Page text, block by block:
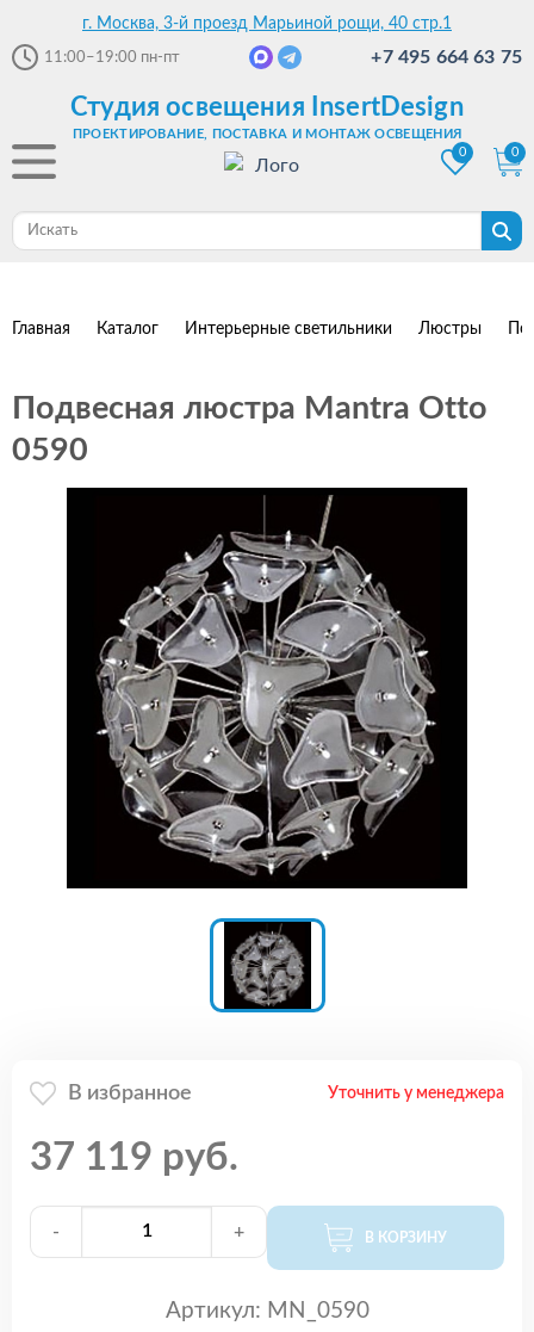
г. Москва, 3-й проезд Марьиной рощи, 40 стр.1
11:00–19:00 пн-пт +7 495 664 63 75
Студия освещения InsertDesign
ПРОЕКТИРОВАНИЕ, ПОСТАВКА И МОНТАЖ ОСВЕЩЕНИЯ
0
0
Главная Каталог Интерьерные светильники Люстры
Подвесная люстра Mantra Otto
0590
В избранное Уточнить у менеджера
37 119 руб.
- + В КОРЗИНУ
Артикул: MN_0590